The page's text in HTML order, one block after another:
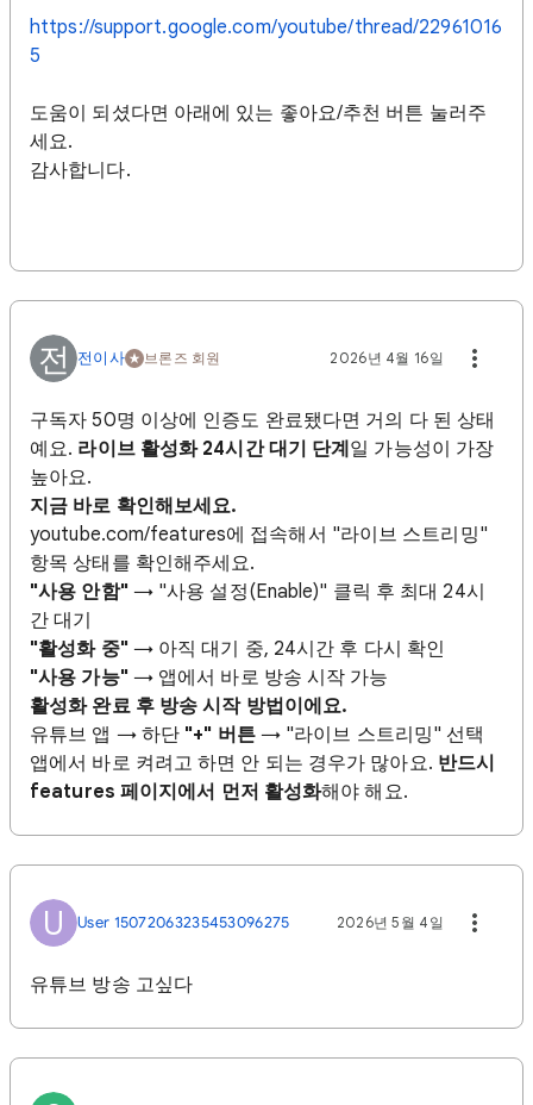
https://support.google.com/youtube/thread/22961016
5
도움이 되셨다면 아래에 있는 좋아요/추천 버튼 눌러주
세요.
감사합니다.
전 전이사 브론즈 회원 2026년 4월 16일
구독자 50명 이상에 인증도 완료됐다면 거의 다 된 상태
예요. 라이브 활성화 24시간 대기 단계 일 가능성이 가장
높아요.
지금 바로 확인해보세요.
youtube.com/features에 접속해서 "라이브 스트리밍"
항목 상태를 확인해주세요.
"사용 안함" → "사용 설정(Enable)" 클릭 후 최대 24시
간 대기
"활성화 중" → 아직 대기 중, 24시간 후 다시 확인
"사용 가능" → 앱에서 바로 방송 시작 가능
활성화 완료 후 방송 시작 방법이에요.
유튜브 앱 → 하단 "+" 버튼→ "라이브 스트리밍" 선택
앱에서 바로 켜려고 하면 안 되는 경우가 많아요. 반드시
features 페이지에서 먼저 활성화해야 해요.
U User 15072063235453096275 2026년 5월 4일
유튜브 방송 고싶다